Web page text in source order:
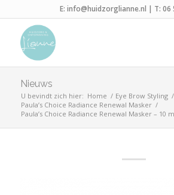
E: info@huidzorglianne.nl | T: 06
Nieuws
U bevindt zich hier: Home / Eye Brow Styling /
Paula’s Choice Radiance Renewal Masker /
Paula’s Choice Radiance Renewal Masker – 10